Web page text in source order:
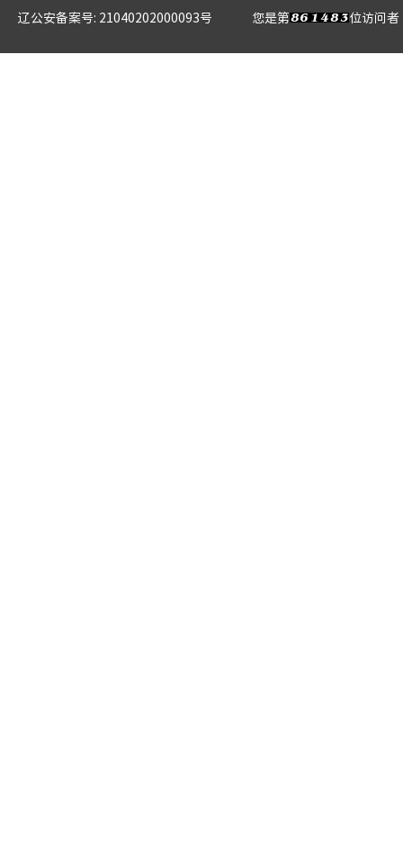
辽公安备案号: 21040202000093号
您是第 位访问者